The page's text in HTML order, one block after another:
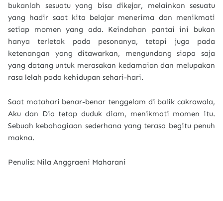
bukanlah sesuatu yang bisa dikejar, melainkan sesuatu
yang hadir saat kita belajar menerima dan menikmati
setiap momen yang ada. Keindahan pantai ini bukan
hanya terletak pada pesonanya, tetapi juga pada
ketenangan yang ditawarkan, mengundang siapa saja
yang datang untuk merasakan kedamaian dan melupakan
rasa lelah pada kehidupan sehari-hari.
Saat matahari benar-benar tenggelam di balik cakrawala,
Aku dan Dia tetap duduk diam, menikmati momen itu.
Sebuah kebahagiaan sederhana yang terasa begitu penuh
makna.
Penulis: Nila Anggraeni Maharani